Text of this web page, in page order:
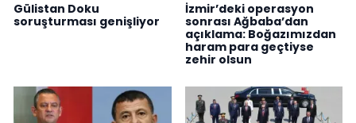
Gülistan Doku
soruşturması genişliyor
İzmir’deki operasyon
sonrası Ağbaba’dan
açıklama: Boğazımızdan
haram para geçtiyse
zehir olsun